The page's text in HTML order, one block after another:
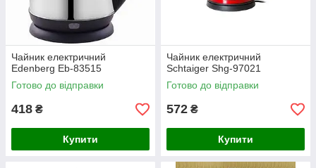
Чайник електричний
Edenberg Eb-83515
Готово до відправки
418 ₴
Купити
Чайник електричний
Schtaiger Shg-97021
Готово до відправки
572 ₴
Купити